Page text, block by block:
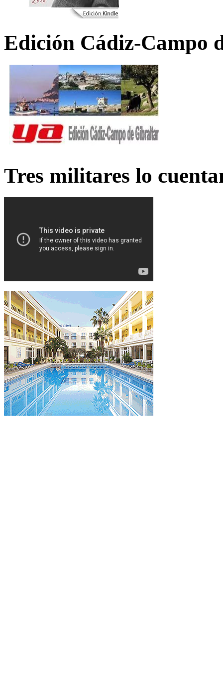
Edición Cádiz-Campo
Tres militares lo